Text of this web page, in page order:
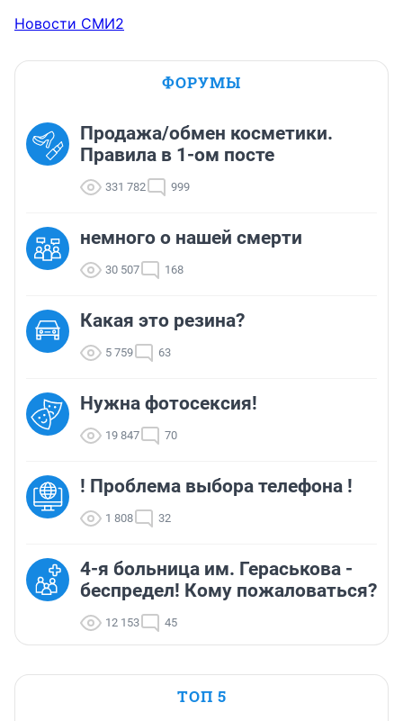
Новости СМИ2
ФОРУМЫ
Продажа/обмен косметики.
Правила в 1-ом посте
331 782 999
немного о нашей смерти
30 507 168
Какая это резина?
5 759 63
Нужна фотосексия!
19 847 70
! Проблема выбора телефона !
1 808 32
4-я больница им. Гераськова -
беспредел! Кому пожаловаться?
12 153 45
ТОП 5